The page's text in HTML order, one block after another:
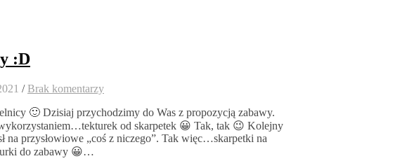
:D
/ Brak komentarzy
🙂 Dzisiaj przychodzimy do Was z propozycją zabawy.
od skarpetek 😀 Tak, tak 😉 Kolejny
na przysłowiowe „coś z niczego”. Tak więc…skarpetki na
do zabawy 😀…